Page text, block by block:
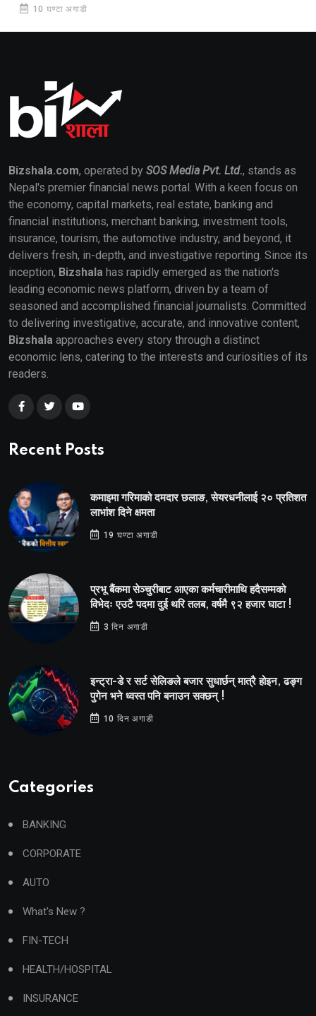
10 घण्टा अगाडी
Bizshala.com, operated by SOS Media Pvt. Ltd., stands as
Nepal's premier financial news portal. With a keen focus on
the economy, capital markets, real estate, banking and
financial institutions, merchant banking, investment tools,
insurance, tourism, the automotive industry, and beyond, it
delivers fresh, in-depth, and investigative reporting. Since its
inception, Bizshala has rapidly emerged as the nation's
leading economic news platform, driven by a team of
seasoned and accomplished financial journalists. Committed
to delivering investigative, accurate, and innovative content,
Bizshala approaches every story through a distinct
economic lens, catering to the interests and curiosities of its
readers.
Recent Posts
कमाइमा गरिमाको दमदार छलाङ, सेयरधनीलाई २० प्रतिशत
लाभांश दिने क्षमता
19 घण्टा अगाडी
प्रभू बैंकमा सेञ्चुरीबाट आएका कर्मचारीमाथि हदैसम्मको
विभेदः एउटै पदमा दुई थरि तलब, वर्षमै ९२ हजार घाटा !
3 दिन अगाडी
इन्ट्रा-डे र सर्ट सेलिङले बजार सुधार्छन् मात्रै होइन, ढङ्ग
पुगेन भने ध्वस्त पनि बनाउन सक्छन् !
10 दिन अगाडी
Categories
BANKING
CORPORATE
AUTO
What's New ?
FIN-TECH
HEALTH/HOSPITAL
INSURANCE